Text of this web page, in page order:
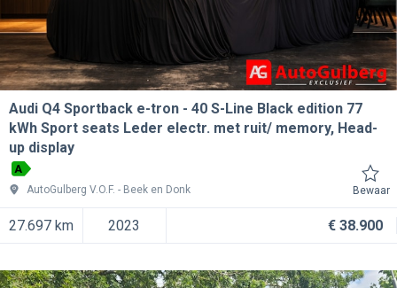
Audi Q4 Sportback e-tron
40 S-Line Black edition 77
kWh Sport seats Leder electr. met ruit/ memory, Head-
up display
A
AutoGulberg V.O.F.
Beek en Donk Bewaar
27.697 km 2023 € 38.900